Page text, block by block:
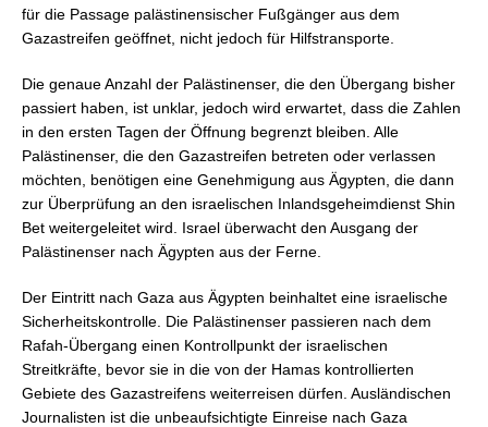
für die Passage palästinensischer Fußgänger aus dem
Gazastreifen geöffnet, nicht jedoch für Hilfstransporte.
Die genaue Anzahl der Palästinenser, die den Übergang bisher
passiert haben, ist unklar, jedoch wird erwartet, dass die Zahlen
in den ersten Tagen der Öffnung begrenzt bleiben. Alle
Palästinenser, die den Gazastreifen betreten oder verlassen
möchten, benötigen eine Genehmigung aus Ägypten, die dann
zur Überprüfung an den israelischen Inlandsgeheimdienst Shin
Bet weitergeleitet wird. Israel überwacht den Ausgang der
Palästinenser nach Ägypten aus der Ferne.
Der Eintritt nach Gaza aus Ägypten beinhaltet eine israelische
Sicherheitskontrolle. Die Palästinenser passieren nach dem
Rafah-Übergang einen Kontrollpunkt der israelischen
Streitkräfte, bevor sie in die von der Hamas kontrollierten
Gebiete des Gazastreifens weiterreisen dürfen. Ausländischen
Journalisten ist die unbeaufsichtigte Einreise nach Gaza